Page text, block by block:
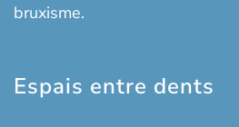
bruxisme.
Espais entre dents